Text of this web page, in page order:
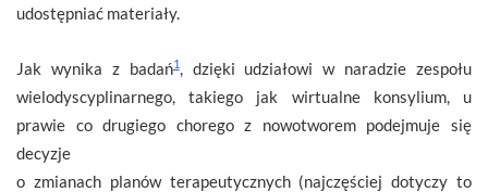
udostępniać materiały.
Jak wynika z badań1, dzięki udziałowi w naradzie zespołu
wielodyscyplinarnego, takiego jak wirtualne konsylium, u
prawie co drugiego chorego z nowotworem podejmuje się
decyzje
o zmianach planów terapeutycznych (najczęściej dotyczy to